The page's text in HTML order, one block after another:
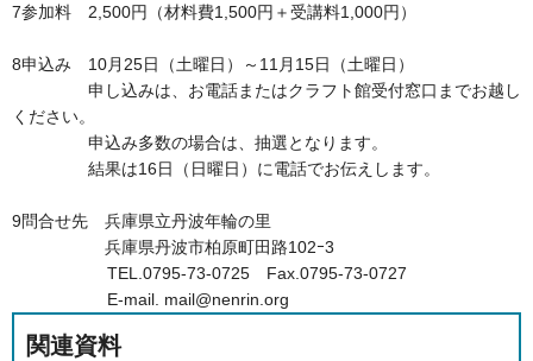
7参加料 2,500円（材料費1,500円＋受講料1,000円）
8申込み 10月25日（土曜日）～11月15日（土曜日）
申し込みは、お電話またはクラフト館受付窓口までお越し
ください。
申込み多数の場合は、抽選となります。
結果は16日（日曜日）に電話でお伝えします。
9問合せ先 兵庫県立丹波年輪の里
兵庫県丹波市柏原町田路102ｰ3
TEL.0795-73-0725 Fax.0795-73-0727
E-mail. mail@nenrin.org
関連資料